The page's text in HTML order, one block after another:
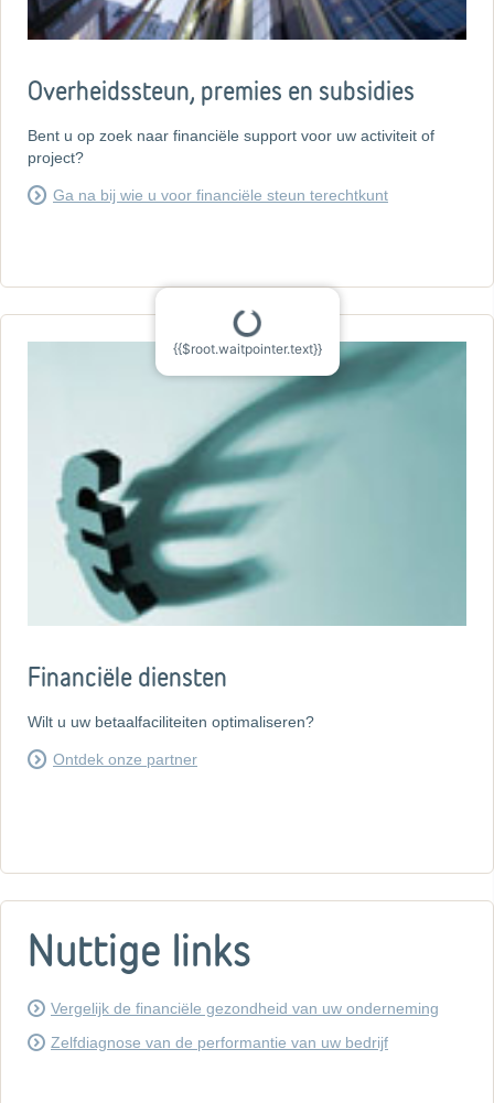
{{$root.waitpointer.text}}
Overheidssteun, premies en subsidies
Bent u op zoek naar financiële support voor uw activiteit of
project?
Ga na bij wie u voor financiële steun terechtkunt
Financiële diensten
Wilt u uw betaalfaciliteiten optimaliseren?
Ontdek onze partner
Nuttige links
Vergelijk de financiële gezondheid van uw onderneming
Zelfdiagnose van de performantie van uw bedrijf